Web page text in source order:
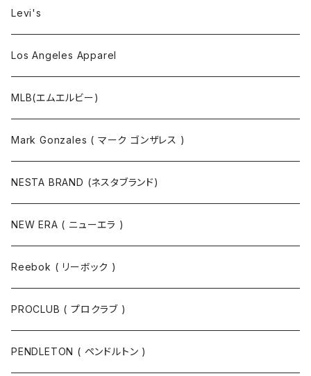
靴下
Levi's
Los Angeles Apparel
MLB(エムエルビー)
Mark Gonzales ( マーク ゴンザレス )
NESTA BRAND (ネスタブランド)
NEW ERA ( ニューエラ )
Reebok ( リーボック )
PROCLUB ( プロクラブ )
PENDLETON ( ペンドルトン )